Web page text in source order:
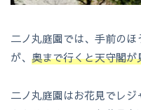
二ノ丸庭園では、手前の
が、 奥まで行くと天守閣が
二ノ丸庭園はお花見でレ